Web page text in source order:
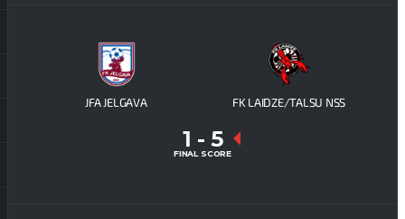
JFA JELGAVA FK LAIDZE/TALSU NSS
1 - 5
FINAL SCORE